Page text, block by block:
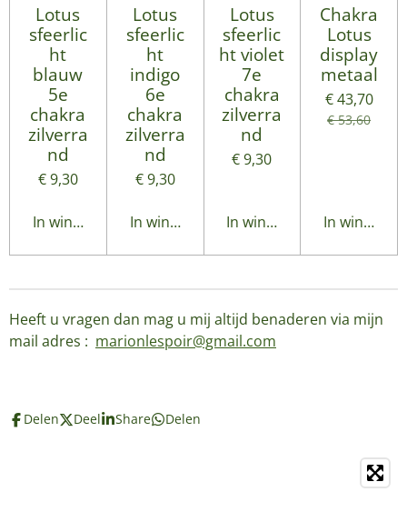
Lotus
sfeerlic
ht
blauw
5e
chakra
zilverra
nd
€ 9,30
In winkelwagen
Lotus
sfeerlic
ht
indigo
6e
chakra
zilverra
nd
€ 9,30
In winkelwagen
Lotus
sfeerlic
ht violet
7e
chakra
zilverra
nd
€ 9,30
In winkelwagen
Chakra
Lotus
display
metaal
€ 43,70
€ 53,60
In
Heeft u vragen dan mag u mij altijd benaderen via mijn
mail adres : marionlespoir@gmail.com
Delen Deel Share Delen